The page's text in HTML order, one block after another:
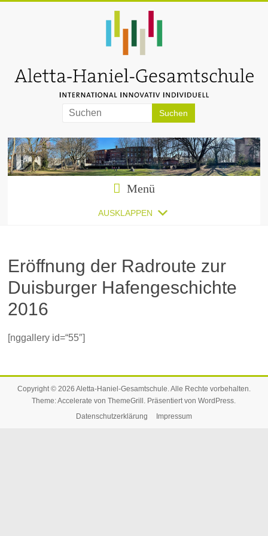
Aletta-
Haniel-
Gesamtschule
Menü
AUSKLAPPEN
Eröffnung der Radroute zur
Duisburger Hafengeschichte
2016
[nggallery id=“55″]
Copyright © 2026 Aletta-Haniel-Gesamtschule. Alle Rechte vorbehalten.
Theme:Accelerate von ThemeGrill. Präsentiert vonWordPress.
Datenschutzerklärung
Impressum